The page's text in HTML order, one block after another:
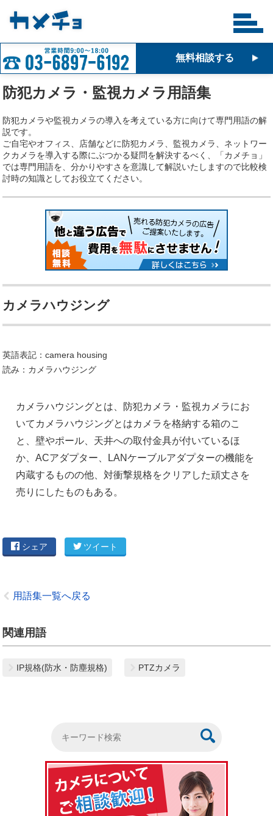
無料相談する
防犯カメラ・監視カメラ用語集
防犯カメラや監視カメラの導入を考えている方に向けて専門用語の解
説です。
ご自宅やオフィス、店舗などに防犯カメラ、監視カメラ、ネットワー
クカメラを導入する際にぶつかる疑問を解決するべく、「カメチョ」
では専門用語を、分かりやすさを意識して解説いたしますので比較検
討時の知識としてお役立てください。
カメラハウジング
英語表記：camera housing
読み：カメラハウジング
カメラハウジングとは、防犯カメラ・監視カメラにお
いてカメラハウジングとはカメラを格納する箱のこ
と、壁やポール、天井への取付金具が付いているほ
か、ACアダプター、LANケーブルアダプターの機能を
内蔵するものの他、対衝撃規格をクリアした頑丈さを
売りにしたものもある。
シェア ツイート
用語集一覧へ戻る
関連用語
IP規格(防水・防塵規格) PTZカメラ